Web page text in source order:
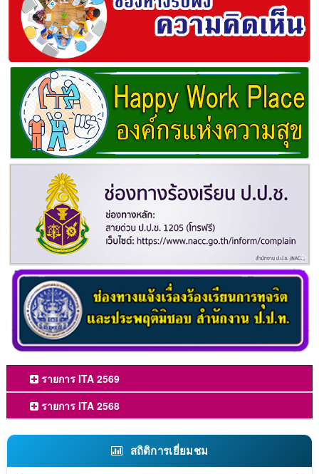
รายการ ITA 2569
รายการ ITA 2568
สถิติการเยี่ยมชม